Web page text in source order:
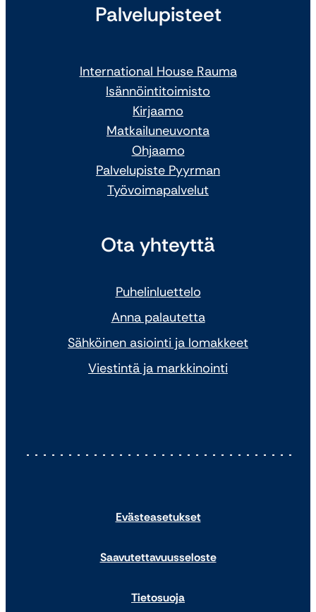
Palvelupisteet
International House Rauma
Isännöintitoimisto
Kirjaamo
Matkailuneuvonta
Ohjaamo
Palvelupiste Pyyrman
Työvoimapalvelut
Ota yhteyttä
Puhelinluettelo
Anna palautetta
Sähköinen asiointi ja lomakkeet
Viestintä ja markkinointi
Evästeasetukset
Saavutettavuusseloste
Tietosuoja